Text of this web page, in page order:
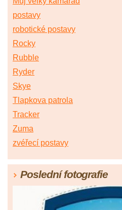
postavy
robotické postavy
Rocky
Rubble
Ryder
Skye
Tlapkova patrola
Tracker
Zuma
zvéřecí postavy
Poslední fotografie